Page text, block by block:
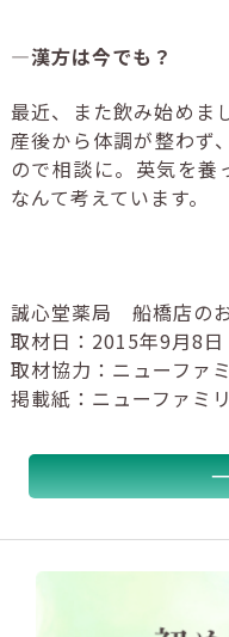
—漢方は今でも？
最近、また飲み始めま
産後から体調が整わず
ので相談に。英気を
なんて考えています。
誠心堂薬局 船橋店の
取材日：2015年9月8日
取材協力：ニューファ
掲載紙：ニューファ